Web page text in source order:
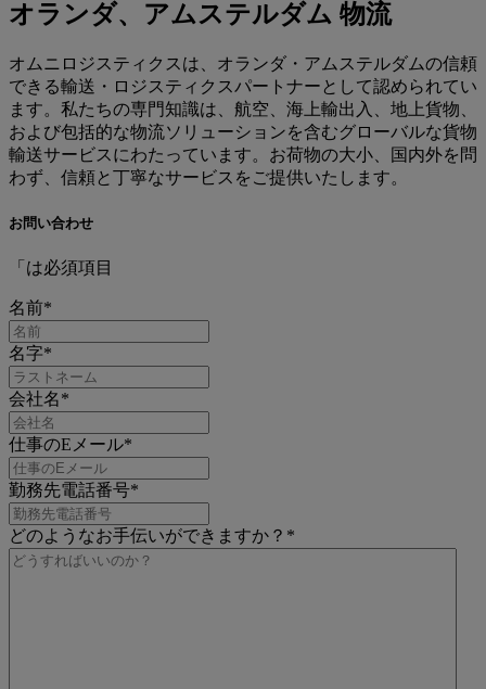
オランダ、アムステルダム 物流
オムニロジスティクスは、オランダ・アムステルダムの信頼
できる輸送・ロジスティクスパートナーとして認められてい
ます。私たちの専門知識は、航空、海上輸出入、地上貨物、
および包括的な物流ソリューションを含むグローバルな貨物
輸送サービスにわたっています。お荷物の大小、国内外を問
わず、信頼と丁寧なサービスをご提供いたします。
お問い合わせ
「は必須項目
名前*
名字*
会社名*
仕事のEメール*
勤務先電話番号*
どのようなお手伝いができますか？ *